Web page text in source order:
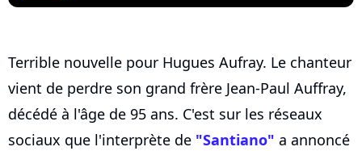
Terrible nouvelle pour Hugues Aufray. Le chanteur
vient de perdre son grand frère Jean-Paul Auffray,
décédé à l'âge de 95 ans. C'est sur les réseaux
sociaux que l'interprète de "Santiano" a annoncé